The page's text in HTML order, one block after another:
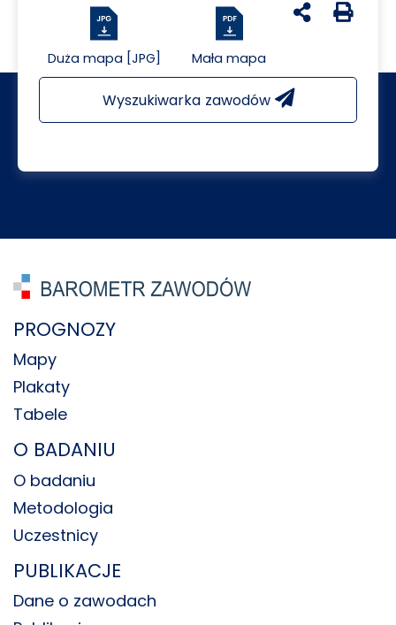
Duża mapa [JPG] Mała mapa
udostępnij na
Generuj
Wyszukiwarka zawodów
PROGNOZY
Mapy
Plakaty
Tabele
O BADANIU
O badaniu
Metodologia
Uczestnicy
PUBLIKACJE
Dane o zawodach